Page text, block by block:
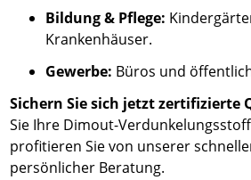
Bildung & Pflege:
Krankenhäuser.
Gewerbe: Büros und
Sichern Sie sich jetzt zertifizierte
Sie Ihre Dimout-
profitieren Sie von unserer
persönlicher Beratung.